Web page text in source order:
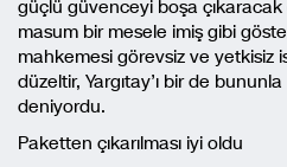
güçlü güvenceyi boşa
masum bir mesele imiş gibi
mahkemesi görevsiz ve yetkisiz
düzeltir, Yargıtay’ı bir de
deniyordu.
Paketten çıkarılması iyi oldu